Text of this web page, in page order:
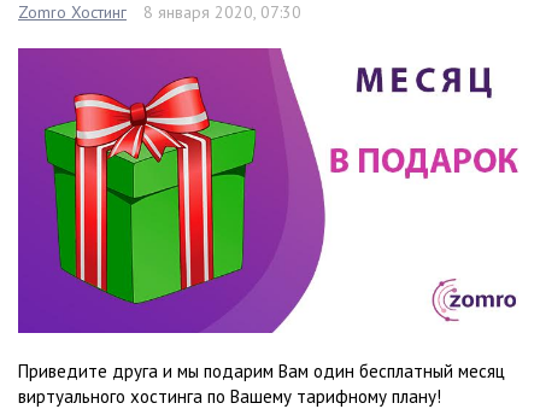
Zomro Хостинг 8 января 2020, 07:30
Приведите друга и мы подарим Вам один бесплатный месяц
виртуального хостинга по Вашему тарифному плану!